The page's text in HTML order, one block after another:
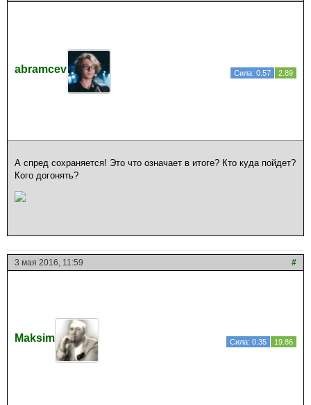
abramcev Сила: 0.57 2.89
А спред сохраняется! Это что означает в итоге? Кто куда пойдет?
Кого догонять?
3 мая 2016, 11:59 #
Maksim Сила: 0.35 19.86